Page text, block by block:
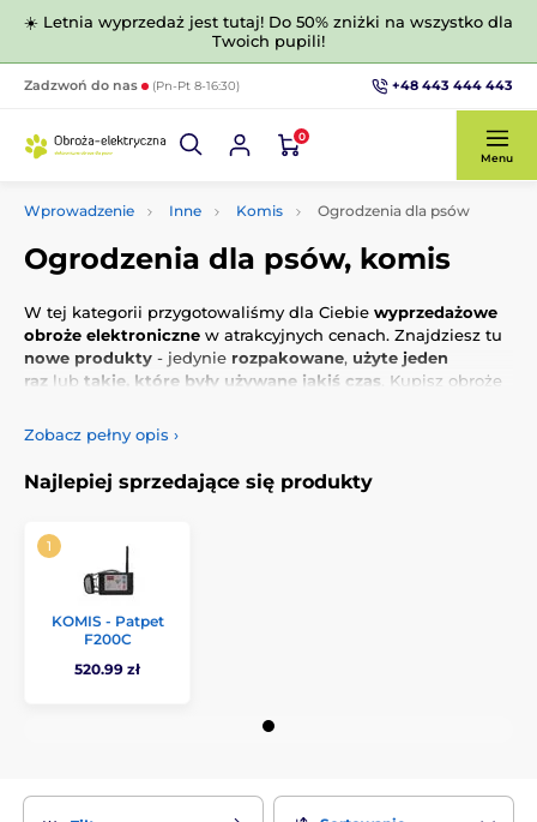
☀️ Letnia wyprzedaż jest tutaj! Do 50% zniżki na wszystko dla
Twoich pupili!
Zadzwoń do nas (Pn-Pt 8-16:30) +48 443 444 443
0
Menu
Wprowadzenie Inne Komis Ogrodzenia dla psów
Ogrodzenia dla psów, komis
W tej kategorii przygotowaliśmy dla Ciebie wyprzedażowe
obroże elektroniczne w atrakcyjnych cenach. Znajdziesz tu
nowe produkty - jedynie rozpakowane, użyte jeden
raz lub takie, które były używane jakiś czas . Kupisz obroże
miesięczna gwarancją
Zobacz pełny opis ›
Najlepiej sprzedające się produkty
KOMIS - Patpet
F200C
520.99 zł